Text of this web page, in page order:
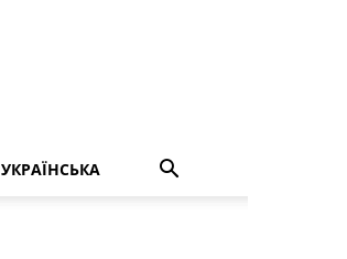
УКРАЇНСЬКА